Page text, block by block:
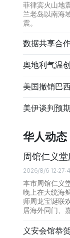
菲律宾火山地
兰老岛以南海
震。
数据共享合
奥地利气温
美国撤销巴
美伊谈判预
华人动态
周馆仁义
2026/8/6
本市周馆仁义
晚上在大统海
师周龙宝诞联
居海外同门、
义安会馆恭